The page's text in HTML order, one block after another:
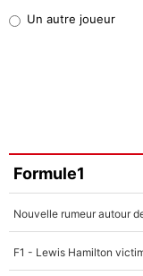
9%
Faris Moumbagna
4%
Un autre joueur
5%
Un autre joueur
Formule1